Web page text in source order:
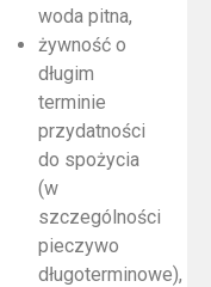
woda pitna,
żywność o
długim
terminie
przydatności
do spożycia
(w
szczególności
pieczywo
długoterminowe),